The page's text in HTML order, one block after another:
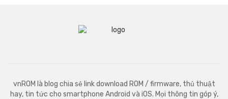
vnROM là blog chia sẻ link download ROM / firmware, thủ thuật
hay, tin tức cho smartphone Android và iOS. Mọi thông tin góp ý,